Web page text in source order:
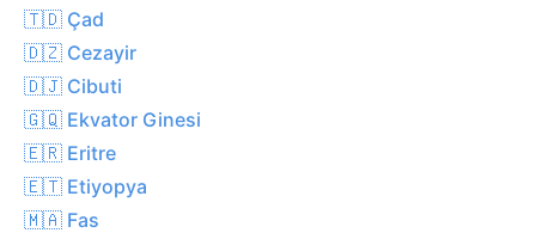
🇹🇩 Çad
🇩🇿 Cezayir
🇩🇯 Cibuti
🇬🇶 Ekvator Ginesi
🇪🇷 Eritre
🇪🇹 Etiyopya
🇲🇦 Fas